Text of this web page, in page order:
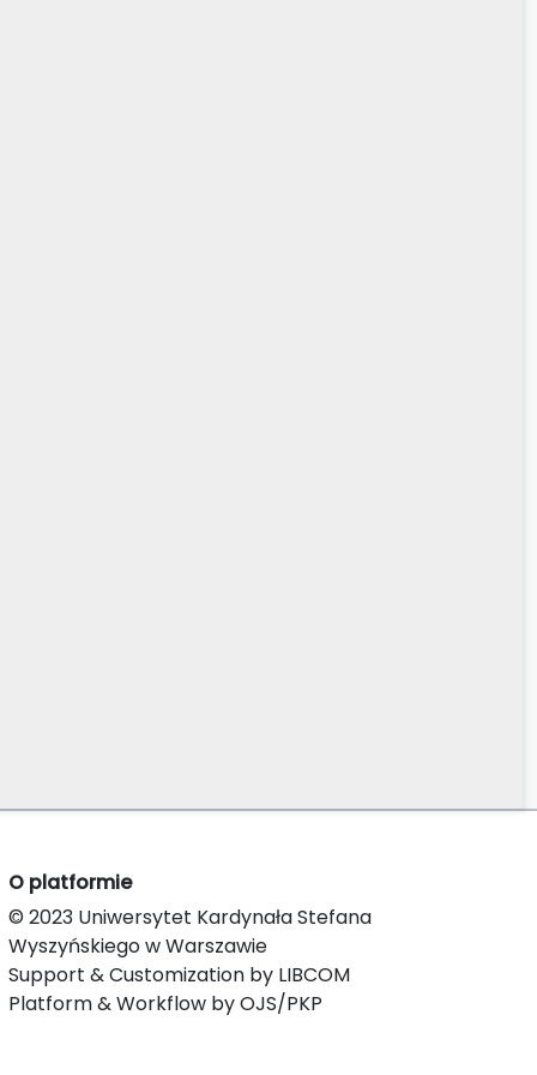
O platformie
© 2023 Uniwersytet Kardynała Stefana
Wyszyńskiego w Warszawie
Support & Customization by LIBCOM
Platform & Workflow by OJS/PKP